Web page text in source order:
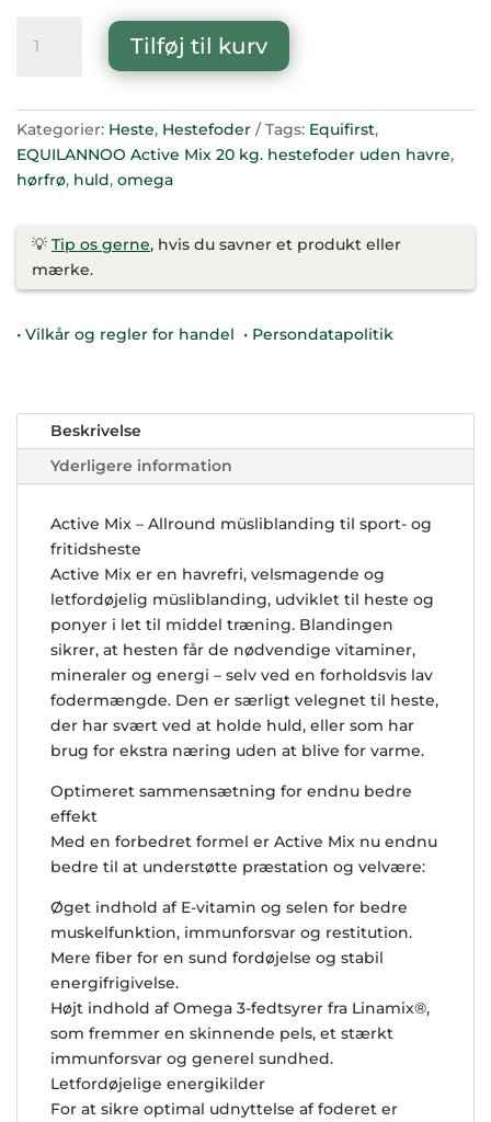
EQUILANNOO
Active
kg.
hestefoder
uden
antal
Tilføj til kurv
Kategorier: Heste, Hestefoder Tags: Equifirst,
EQUILANNOO Active Mix 20 kg. hestefoder uden havre,
hørfrø, huld, omega
💡 Tip os gerne, hvis du savner et produkt eller
mærke.
• Vilkår og regler for handel • Persondatapolitik
Beskrivelse
Yderligere information
Active Mix – Allround müsliblanding til sport- og
fritidsheste
Active Mix er en havrefri, velsmagende og
letfordøjelig müsliblanding, udviklet til heste og
ponyer i let til middel træning. Blandingen
sikrer, at hesten får de nødvendige vitaminer,
mineraler og energi – selv ved en forholdsvis lav
fodermængde. Den er særligt velegnet til heste,
der har svært ved at holde huld, eller som har
brug for ekstra næring uden at blive for varme.
Optimeret sammensætning for endnu bedre
effekt
Med en forbedret formel er Active Mix nu endnu
bedre til at understøtte præstation og velvære:
Øget indhold af E-vitamin og selen for bedre
muskelfunktion, immunforsvar og restitution.
Mere fiber for en sund fordøjelse og stabil
energifrigivelse.
Højt indhold af Omega 3-fedtsyrer fra Linamix®,
som fremmer en skinnende pels, et stærkt
immunforsvar og generel sundhed.
Letfordøjelige energikilder
For at sikre optimal udnyttelse af foderet er